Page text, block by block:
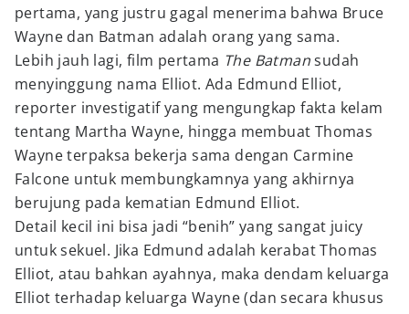
pertama, yang justru gagal menerima bahwa Bruce
Wayne dan Batman adalah orang yang sama.
Lebih jauh lagi, film pertama The Batmansudah
menyinggung nama Elliot. Ada Edmund Elliot,
reporter investigatif yang mengungkap fakta kelam
tentang Martha Wayne, hingga membuat Thomas
Wayne terpaksa bekerja sama dengan Carmine
Falcone untuk membungkamnya yang akhirnya
berujung pada kematian Edmund Elliot.
Detail kecil ini bisa jadi “benih” yang sangat juicy
untuk sekuel. Jika Edmund adalah kerabat Thomas
Elliot, atau bahkan ayahnya, maka dendam keluarga
Elliot terhadap keluarga Wayne (dan secara khusus